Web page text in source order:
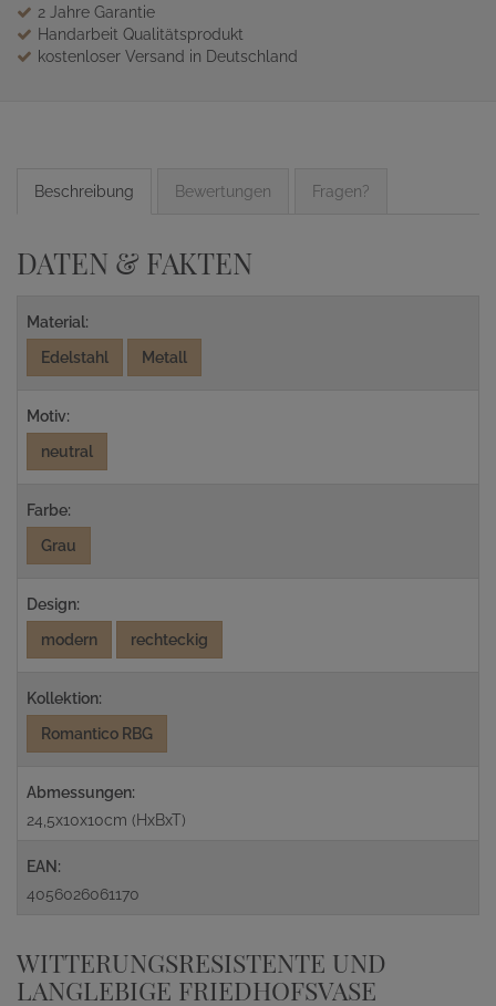
2 Jahre Garantie
Handarbeit Qualitätsprodukt
kostenloser Versand in Deutschland
Beschreibung Bewertungen Fragen?
DATEN & FAKTEN
Material:
Edelstahl
Metall
Motiv:
neutral
Farbe:
Grau
Design:
modern
rechteckig
Kollektion:
Romantico RBG
Abmessungen:
24,5x10x10cm (HxBxT)
EAN:
4056026061170
WITTERUNGSRESISTENTE UND
LANGLEBIGE FRIEDHOFSVASE